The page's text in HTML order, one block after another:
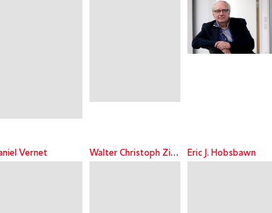
Vernet Walter Christoph Zimmerli Eric J. Hobsbawn